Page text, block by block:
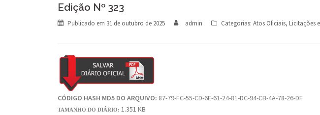
Edição Nº 323
Publicado em 31 de outubro de 2025 admin Categorias: Atos Oficiais, Licitações
CÓDIGO HASH MD5 DO ARQUIVO: 87-79-FC-55-CD-6E-61-24-81-DC-94-CB-4A-78-26-DF
TAMANHO DO DIÁRIO: 1.351 KB